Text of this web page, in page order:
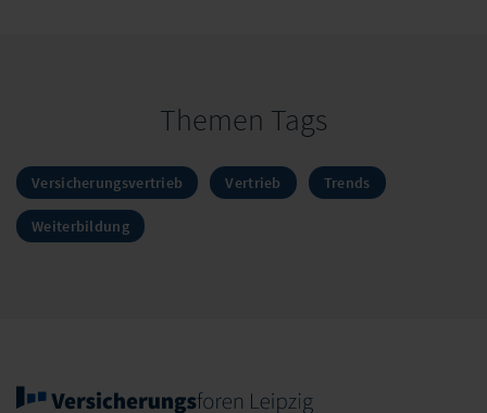
Themen Tags
Versicherungsvertrieb Vertrieb Trends
Weiterbildung